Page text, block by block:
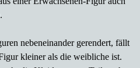
nebeneinander gerendert, fällt
kleiner als die weibliche ist.